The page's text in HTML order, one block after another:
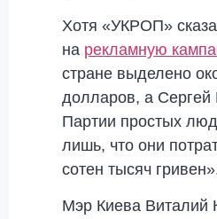
Хотя «УКРОП»
на рекламную
стране выделено
долларов, а Сергей
Партии простых
лишь, что они
сотен тысяч
Мэр Киева Виталий